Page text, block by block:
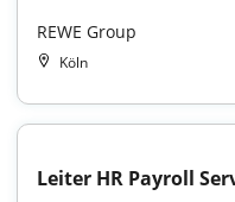
REWE Group
Köln
Leiter HR Payroll